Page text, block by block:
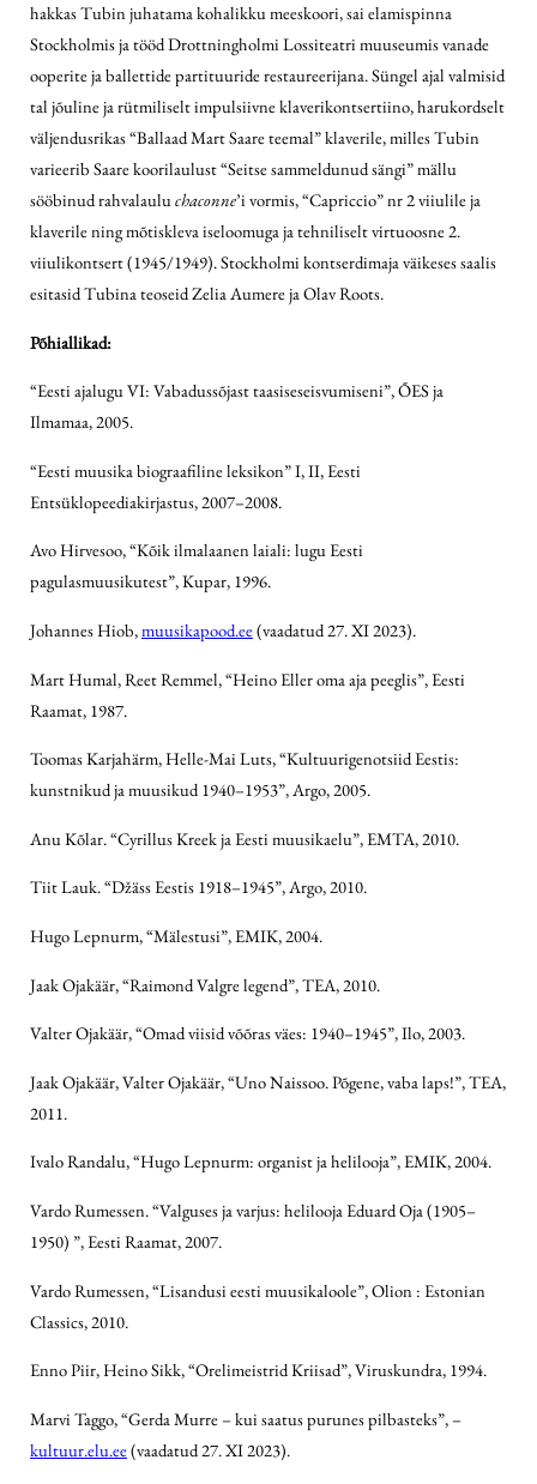
hakkas Tubin juhatama kohalikku meeskoori, sai elamispinna
Stockholmis ja tööd Drottningholmi Lossiteatri muuseumis vanade
ooperite ja ballettide partituuride restaureerijana. Süngel ajal valmisid
tal jõuline ja rütmiliselt impulsiivne klaverikontsertiino, harukordselt
väljendusrikas “Ballaad Mart Saare teemal” klaverile, milles Tubin
varieerib Saare koorilaulust “Seitse sammeldunud sängi” mällu
sööbinud rahvalauluchaconne’i vormis, “Capriccio” nr 2 viiulile ja
klaverile ning mõtiskleva iseloomuga ja tehniliselt virtuoosne 2.
viiulikontsert (1945/1949). Stockholmi kontserdimaja väikeses saalis
esitasid Tubina teoseid Zelia Aumere ja Olav Roots.
Põhiallikad:
“Eesti ajalugu VI: Vabadussõjast taasiseseisvumiseni”, ÕES ja
Ilmamaa, 2005.
“Eesti muusika biograafiline leksikon” I, II, Eesti
Entsüklopeediakirjastus, 2007–2008.
Avo Hirvesoo, “Kõik ilmalaanen laiali: lugu Eesti
pagulasmuusikutest”, Kupar, 1996.
Johannes Hiob,muusikapood.ee(vaadatud 27. XI 2023).
Mart Humal, Reet Remmel, “Heino Eller oma aja peeglis”, Eesti
Raamat, 1987.
Toomas Karjahärm, Helle-Mai Luts, “Kultuurigenotsiid Eestis:
kunstnikud ja muusikud 1940–1953”, Argo, 2005.
Anu Kõlar. “Cyrillus Kreek ja Eesti muusikaelu”,EMTA, 2010.
Tiit Lauk. “Džäss Eestis 1918–1945”, Argo, 2010.
Hugo Lepnurm, “Mälestusi”, EMIK, 2004.
Jaak Ojakäär, “Raimond Valgre legend”, TEA, 2010.
Valter Ojakäär, “Omad viisid võõras väes: 1940–1945”, Ilo, 2003.
Jaak Ojakäär, Valter Ojakäär, “Uno Naissoo. Põgene, vaba laps!”, TEA,
2011.
Ivalo Randalu, “Hugo Lepnurm: organist ja helilooja”, EMIK, 2004.
Vardo Rumessen. “Valguses ja varjus: helilooja Eduard Oja (1905–
1950) ”, Eesti Raamat, 2007.
Vardo Rumessen, “Lisandusi eesti muusikaloole”, Olion : Estonian
Classics, 2010.
Enno Piir, Heino Sikk, “Orelimeistrid Kriisad”, Viruskundra, 1994.
Marvi Taggo, “Gerda Murre – kui saatus purunes pilbasteks”, –
kultuur.elu.ee(vaadatud 27. XI 2023).